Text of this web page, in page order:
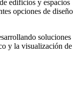
edificios y espacios
opciones de diseño
soluciones
y la visualización de